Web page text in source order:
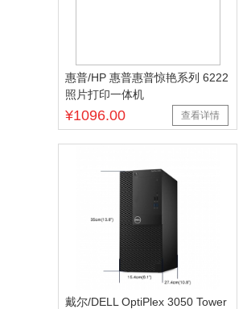
惠普/HP 惠普惠普惊艳系列 6222
照片打印一体机
¥1096.00 查看详情
戴尔/DELL OptiPlex 3050 Tower